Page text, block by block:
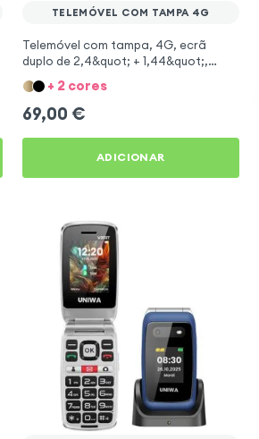
TELEMÓVEL COM TAMPA 4G
Telemóvel com tampa, 4G, ecrã
duplo de 2,4&quot; + 1,44&quot;,
teclado, dual SIM e luz LED - Vermelho
+ 2 cores
69,00 €
ADICIONAR